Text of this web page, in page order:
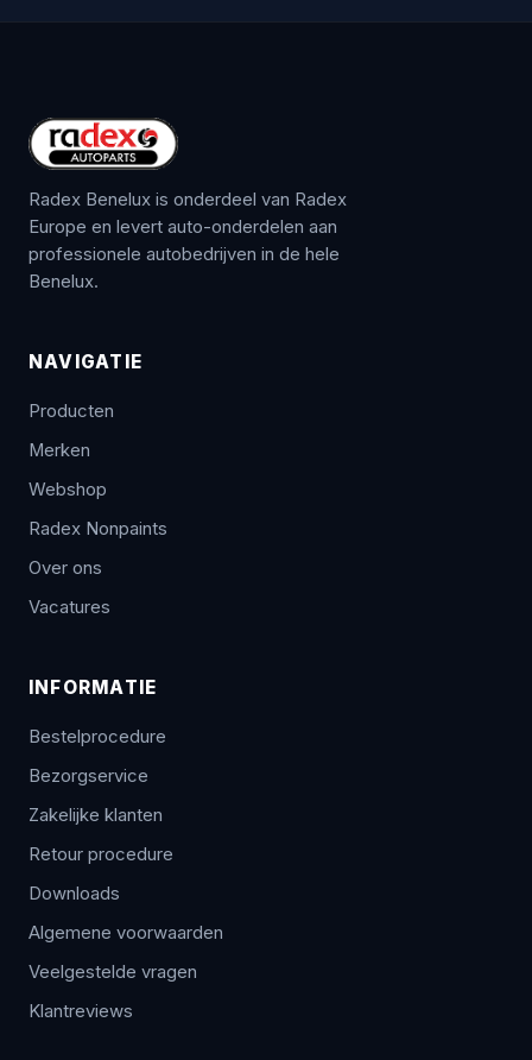
Radex Benelux is onderdeel van Radex
Europe en levert auto-onderdelen aan
professionele autobedrijven in de hele
Benelux.
NAVIGATIE
Producten
Merken
Webshop
Radex Nonpaints
Over ons
Vacatures
INFORMATIE
Bestelprocedure
Bezorgservice
Zakelijke klanten
Retour procedure
Downloads
Algemene voorwaarden
Veelgestelde vragen
Klantreviews